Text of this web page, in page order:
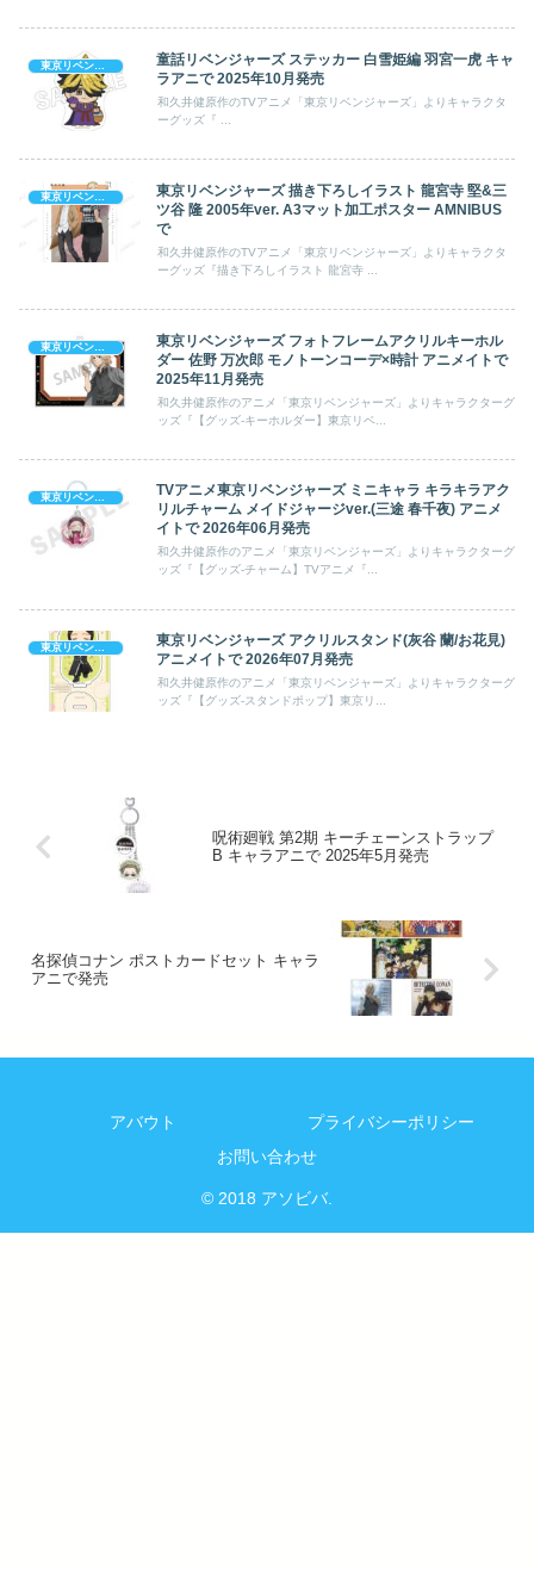
童話リベンジャーズ ステッカー 白雪姫編 羽宮一虎 キャ
ラアニで 2025年10月発売
和久井健原作のTVアニメ「東京リベンジャーズ」よりキャラクタ
東京リベンジャーズ 描き下ろしイラスト 龍宮寺 堅&三
ツ谷 隆 2005年ver. A3マット加工ポスター AMNIBUS
で
和久井健原作のTVアニメ「東京リベンジャーズ」よりキャラクタ
ーグッズ『描き下ろしイラスト 龍宮寺 ...
東京リベンジャーズ フォトフレームアクリルキーホル
ダー 佐野 万次郎 モノトーンコーデ×時計 アニメイトで
2025年11月発売
和久井健原作のアニメ「東京リベンジャーズ」よりキャラクターグ
ッズ『【グッズ-キーホルダー】東京リベ...
TVアニメ東京リベンジャーズ ミニキャラ キラキラアク
リルチャーム メイドジャージver.(三途 春千夜) アニメ
イトで 2026年06月発売
和久井健原作のアニメ「東京リベンジャーズ」よりキャラクターグ
ッズ『【グッズ-チャーム】TVアニメ『...
東京リベンジャーズ アクリルスタンド(灰谷 蘭/お花見)
アニメイトで 2026年07月発売
和久井健原作のアニメ「東京リベンジャーズ」よりキャラクターグ
ッズ『【グッズ-スタンドポップ】東京リ...
呪術廻戦 第2期 キーチェーンストラップ
B キャラアニで 2025年5月発売
名探偵コナン ポストカードセット キャラ
アニで発売
アバウト
プライバシーポリシー
お問い合わせ
© 2018 アソビバ.